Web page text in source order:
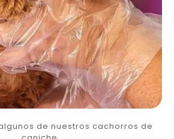
de nuestros cachorros de